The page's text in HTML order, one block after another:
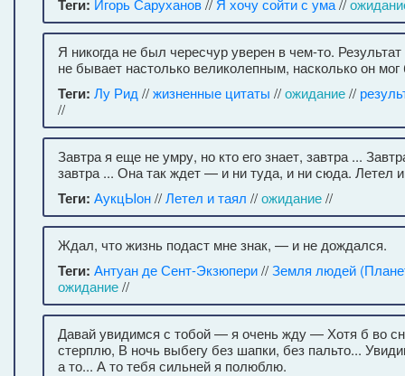
Теги: Игорь Саруханов// Я хочу сойти с ума//
Я никогда не был чересчур уверен в чем-то.
не бывает настолько великолепным, насколько он
Теги: Лу Рид //жизненные цитаты //ожидание//
//
Завтра я еще не умру, но кто его знает, завтра ...
завтра ... Она так ждет — и ни туда, и ни сюда. Летел
Теги: АукцЫон//Летел и таял //ожидание//
Ждал, что жизнь подаст мне знак, — и не дождался.
Теги: Антуан де Сент-Экзюпери//Земля людей
ожидание//
Давай увидимся с тобой — я очень жду — Хотя б во
стерплю, В ночь выбегу без шапки, без пальто...
а то... А то тебя сильней я полюблю.